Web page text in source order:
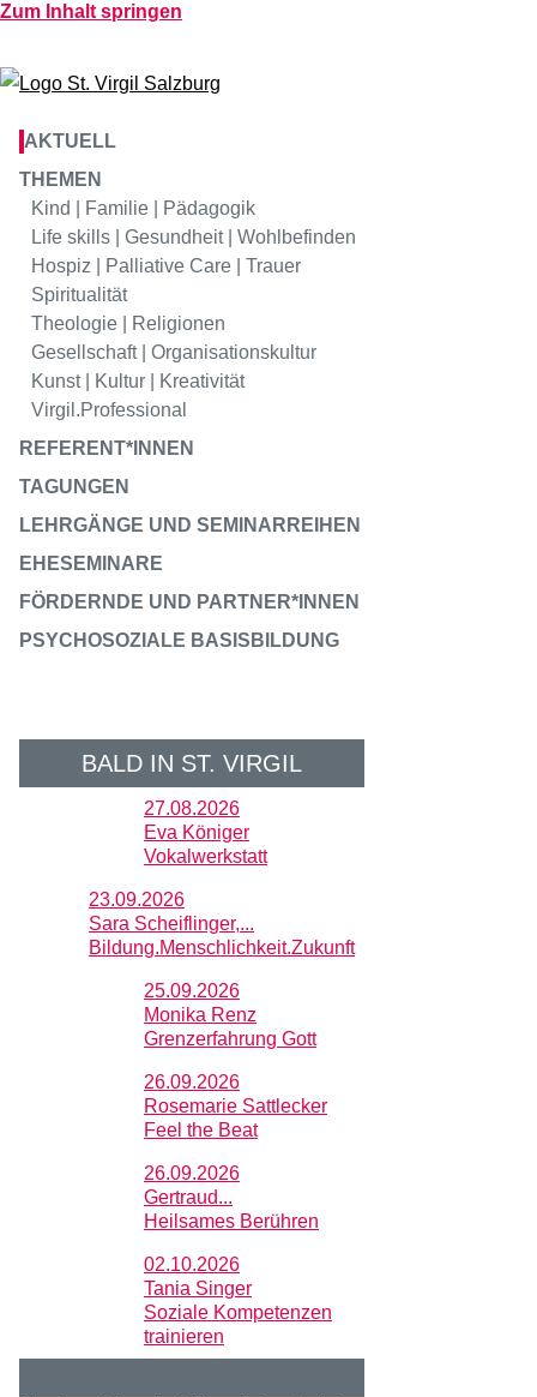
Zum Inhalt springen
Konferenz
AKTUELL
THEMEN
Kind | Familie | Pädagogik
Life skills | Gesundheit | Wohlbefinden
Hospiz | Palliative Care | Trauer
Spiritualität
Theologie | Religionen
Gesellschaft | Organisationskultur
Kunst | Kultur | Kreativität
Virgil.Professional
REFERENT*INNEN
TAGUNGEN
LEHRGÄNGE UND SEMINARREIHEN
EHESEMINARE
FÖRDERNDE UND PARTNER*INNEN
PSYCHOSOZIALE BASISBILDUNG
BALD IN ST. VIRGIL
27.08.2026
Eva Königer
Vokalwerkstatt
23.09.2026
Sara Scheiflinger,...
Bildung.Menschlichkeit.Zukunft
25.09.2026
Monika Renz
Grenzerfahrung Gott
26.09.2026
Rosemarie Sattlecker
Feel the Beat
26.09.2026
Gertraud...
Heilsames Berühren
02.10.2026
Tania Singer
Soziale Kompetenzen
trainieren